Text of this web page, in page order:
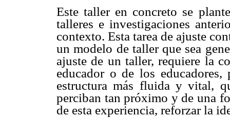
Este taller en concreto se
talleres e investigaciones
contexto. Esta tarea de ajuste
un modelo de taller que sea
ajuste de un taller, requiere la
educador o de los
estructura más fluida y vital,
perciban tan próximo y de una
de esta experiencia, reforzar la